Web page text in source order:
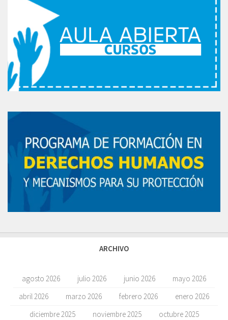
ARCHIVO
agosto 2026 julio 2026 junio 2026
mayo 2026
abril 2026
marzo 2026 febrero 2026
enero 2026
diciembre 2025
noviembre 2025
octubre 2025